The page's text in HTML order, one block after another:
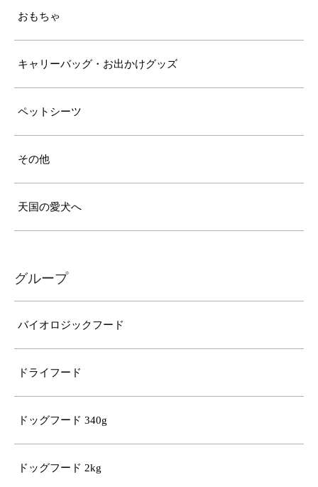
おもちゃ
キャリーバッグ・お出かけグッズ
ペットシーツ
その他
天国の愛犬へ
グループ
バイオロジックフード
ドライフード
ドッグフード 340g
ドッグフード 2kg